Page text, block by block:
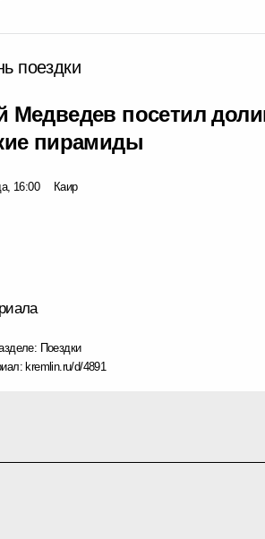
поездки
Медведев посетил
пирамиды
16:00 Каир
Поездки
kremlin.ru/d/4891